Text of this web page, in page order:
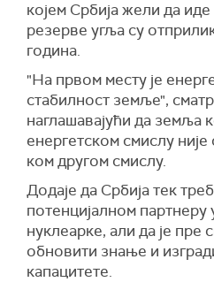
којем Србија жели да
резерве угља су
година.
"На првом месту је
стабилност земље",
наглашавајући да земља
енергетском смислу
ком другом смислу.
Додаје да Србија тек
потенцијалном партнеру
нуклеарке, али да је пре
обновити знање и
капацитете.